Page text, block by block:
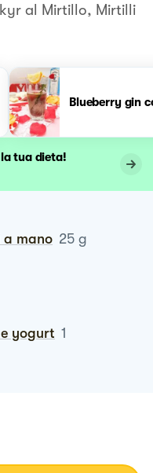
al Mirtillo, Mirtilli
tua dieta!
a mano 25 g
e yogurt 1